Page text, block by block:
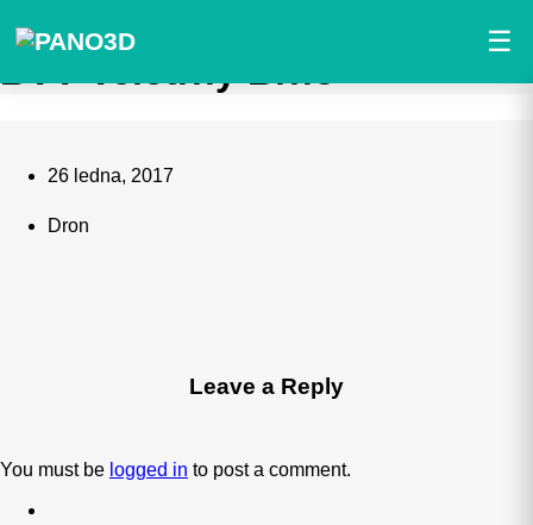
☰
main
Close
Search
BVV Veletrhy Brno
26 ledna, 2017
Dron
Leave a Reply
You must be logged in to post a comment.